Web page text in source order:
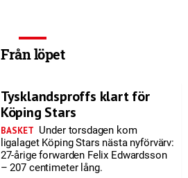
Från löpet
Tysklandsproffs klart för
Köping Stars
BASKET Under torsdagen kom
ligalaget Köping Stars nästa nyförvärv:
27-årige forwarden Felix Edwardsson
– 207 centimeter lång.